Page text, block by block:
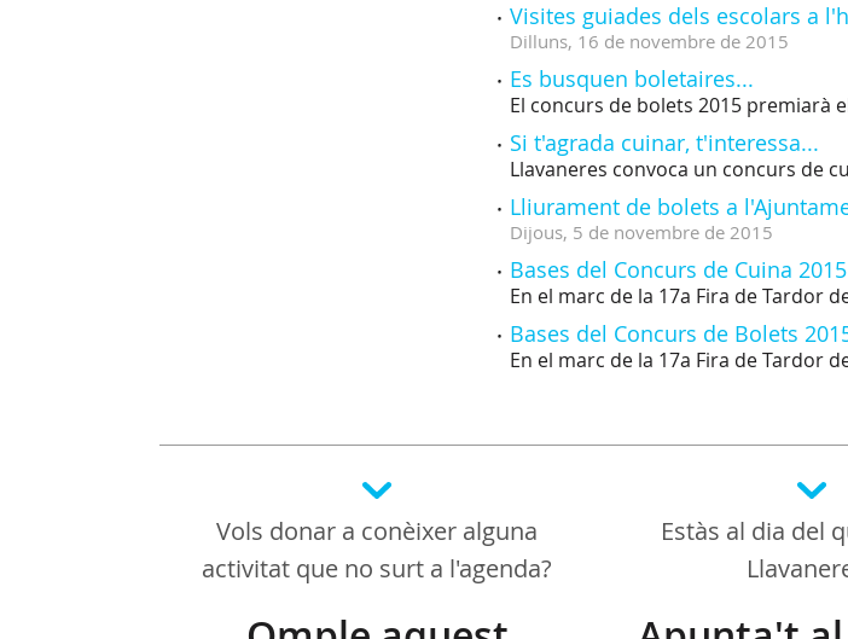
Visites guiades dels escolars a
Dilluns, 16 de novembre de 2015
Es busquen boletaires...
El concurs de bolets 2015 premiarà
Si t'agrada cuinar, t'interessa...
Llavaneres convoca un concurs de
Lliurament de bolets a
Dijous, 5 de novembre de 2015
Bases del Concurs de Cuina 2015
En el marc de la 17a Fira de Tardor
Bases del Concurs de Bolets
En el marc de la 17a Fira de Tardor
Vols donar a conèixer alguna
activitat que no surt a l'agenda?
Estàs al dia del